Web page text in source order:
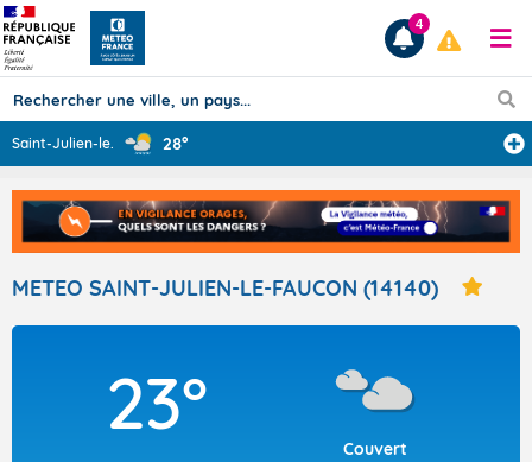
Prévisions
TOUS LES RÉSULTATS
Articles
4
Saint-Julien-le... 28°
METEO SAINT-JULIEN-LE-FAUCON (14140)
23°
Couvert